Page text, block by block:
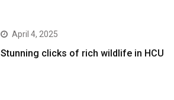
April 4, 2025
Stunning clicks of rich wildlife in HCU